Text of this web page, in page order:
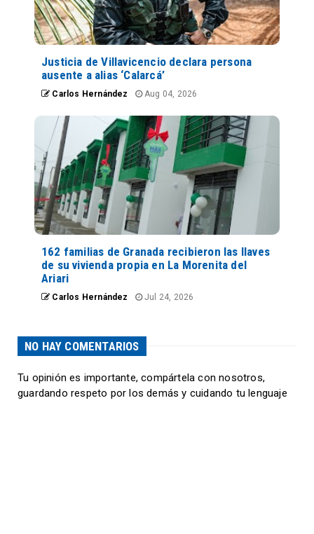
Justicia de Villavicencio declara persona
ausente a alias ‘Calarcá’
Carlos Hernández Aug 04, 2026
162 familias de Granada recibieron las llaves
de su vivienda propia en La Morenita del
Ariari
Carlos Hernández Jul 24, 2026
NO HAY COMENTARIOS
Tu opinión es importante, compártela con nosotros,
guardando respeto por los demás y cuidando tu lenguaje